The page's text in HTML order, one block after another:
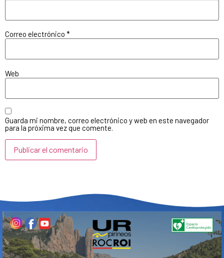
Correo electrónico *
Web
Guarda mi nombre, correo electrónico y web en este navegador
para la próxima vez que comente.